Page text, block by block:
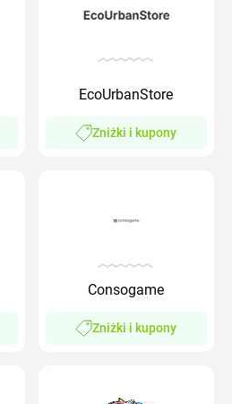
EcoUrbanStore
Zniżki i kupony
Consogame
Zniżki i kupony